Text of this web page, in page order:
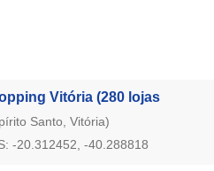
Vitória(280 lojas
Santo, Vitória)
-20.312452, -40.288818